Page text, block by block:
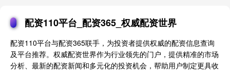
配资110平台_配资365_权威配资世界
配资110平台与配资365联手，为投资者提供权威的配资信息查询
及平台推荐。权威配资世界作为行业领先的门户，提供精准的市场
分析、最新的配资新闻和多元化的投资机会，帮助用户制定更具收